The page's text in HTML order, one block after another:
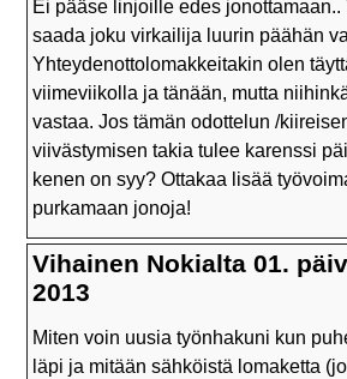
Ei pääse linjoille edes jonottamaan..
saada joku virkailija luurin päähän
Yhteydenottolomakkeitakin olen
viimeviikolla ja tänään, mutta
vastaa. Jos tämän odottelun /
viivästymisen takia tulee karenssi
kenen on syy? Ottakaa lisää
purkamaan jonoja!
Vihainen Nokialta 01.
2013
Miten voin uusia työnhakuni kun
läpi ja mitään sähköistä lomaketta